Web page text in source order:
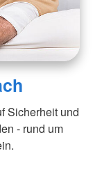
Sicherheit und
- rund um